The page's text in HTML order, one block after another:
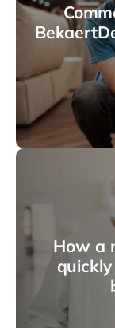
How a
quickly